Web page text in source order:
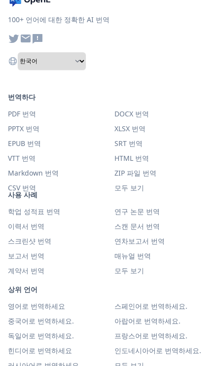
100+ 언어에 대한 정확한 AI 번역
사용 사례
학업 성적표 번역
연구 논문 번역
이력서 번역
스캔 문서 번역
스크린샷 번역
연차보고서 번역
보고서 번역
매뉴얼 번역
계약서 번역
모두 보기
상위 언어
영어로 번역하세요
스페인어로 번역하세요.
중국어로 번역하세요.
아랍어로 번역하세요.
독일어로 번역하세요.
프랑스어로 번역하세요.
힌디어로 번역하세요
인도네시아어로 번역하세요.
번역하다
PDF 번역
DOCX 번역
PPTX 번역
XLSX 번역
EPUB 번역
SRT 번역
VTT 번역
HTML 번역
Markdown 번역
ZIP 파일 번역
CSV 번역
모두 보기